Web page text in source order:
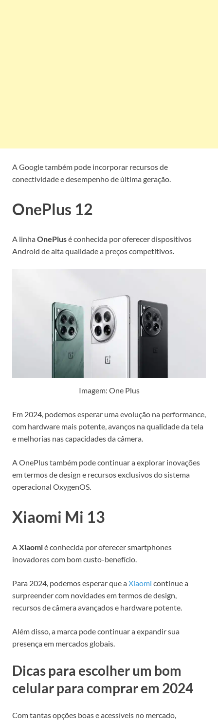
A Google também pode incorporar recursos de
conectividade e desempenho de última geração.
OnePlus 12
A linhaOnePlusé conhecida por oferecer dispositivos
Android de alta qualidade a preços competitivos.
Imagem: One Plus
Em 2024, podemos esperar uma evolução na performance,
com hardware mais potente, avanços na qualidade da tela
e melhorias nas capacidades da câmera.
A OnePlus também pode continuar a explorar inovações
em termos de design e recursos exclusivos do sistema
operacional OxygenOS.
Xiaomi Mi 13
A Xiaomié conhecida por oferecer smartphones
inovadores com bom custo-benefício.
Para 2024, podemos esperar que aXiaomi continue a
surpreender com novidades em termos de design,
recursos de câmera avançados e hardware potente.
Além disso, a marca pode continuar a expandir sua
presença em mercados globais.
Dicas para escolher um bom
celular para comprar em 2024
Com tantas opções boas e acessíveis no mercado,